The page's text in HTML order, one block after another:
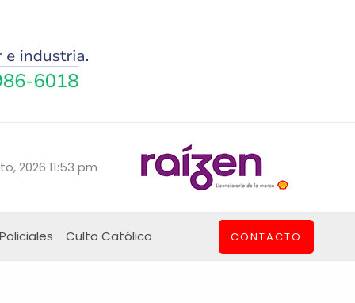
2026 11:53 pm
Policiales Culto Católico CONTACTO